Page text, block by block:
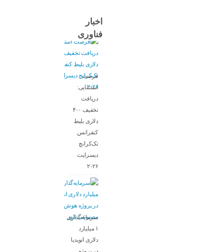
اخبار
فناوری
فرصت
استثنایی:
دریافت
تخفیف ۴۰۰
دلاری بلیط
کنفرانس
تک‌کرانچ
دیسراپت
۲۰۲۶
سرمایه‌گذاری
۱ میلیارد
دلاری انویدیا